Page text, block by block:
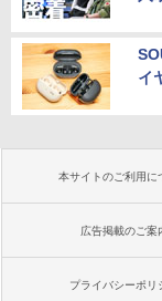
イ
本サイトのご利用に
広告掲載のご案
プライバシーポリ